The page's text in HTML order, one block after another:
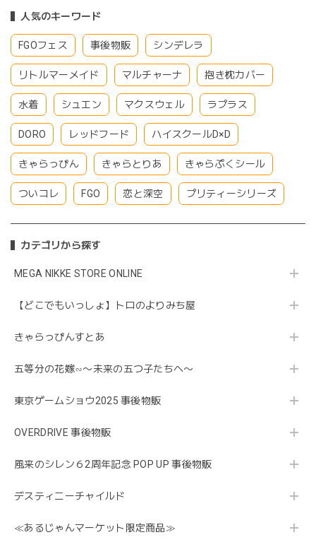
人気のキーワード
FGOフェス 事後物販 シンデレラ
リトルマーメイド マルチャーナ 抱き枕カバー
水着 シュエン マクスウェル ラプラス
DORO レッドフード ハイスクールD×D
きゃらっぴん きゃらとりあ きゃらぷくシール
ついコレ FGO 恋と深空 プリティーシリーズ
カテゴリから探す
MEGA NIKKE STORE ONLINE
【どこでもいっしょ】トロのよりみち屋
きゃらっぴんすとあ
五等分の花嫁∽〜未来の五つ子たちへ〜
東京ゲームショウ2025 事後物販
OVERDRIVE 事後物販
風来のシレン６2周年記念 POP UP 事後物販
デスティニーチャイルド
≪あるじゃんマーケット限定商品≫